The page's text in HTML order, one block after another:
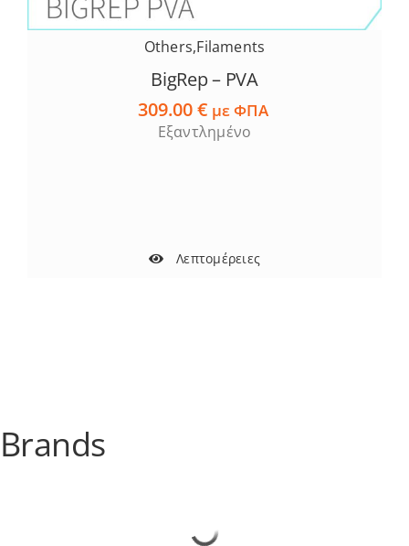
Others,Filaments
BigRep – PVA
309.00€ με ΦΠΑ
Εξαντλημένο
Λεπτομέρειες
Brands